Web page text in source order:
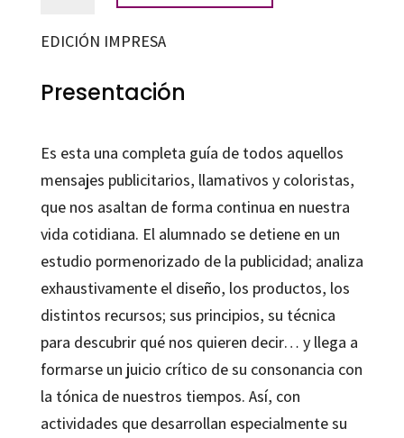
publicidad
EDICIÓN IMPRESA
Presentación
Es esta una completa guía de todos aquellos
mensajes publicitarios, llamativos y coloristas,
que nos asaltan de forma continua en nuestra
vida cotidiana. El alumnado se detiene en un
estudio pormenorizado de la publicidad; analiza
exhaustivamente el diseño, los productos, los
distintos recursos; sus principios, su técnica
para descubrir qué nos quieren decir… y llega a
formarse un juicio crítico de su consonancia con
la tónica de nuestros tiempos. Así, con
actividades que desarrollan especialmente su